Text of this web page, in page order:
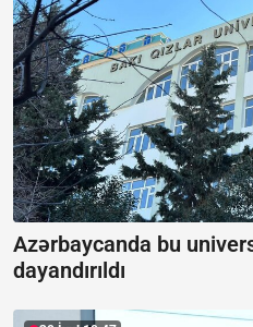
Azərbaycanda bu
dayandırıldı